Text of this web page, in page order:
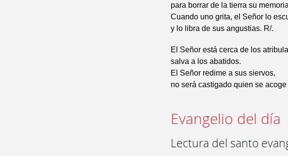
para borrar de la tierra su
Cuando uno grita, el Señor lo
y lo libra de sus angustias. R/.
El Señor está cerca de los
salva a los abatidos.
El Señor redime a sus siervos,
no será castigado quien se acoge
Evangelio del día
Lectura del santo